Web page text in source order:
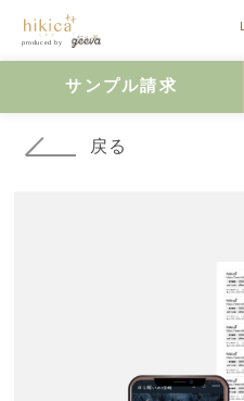
サンプル請求
戻る